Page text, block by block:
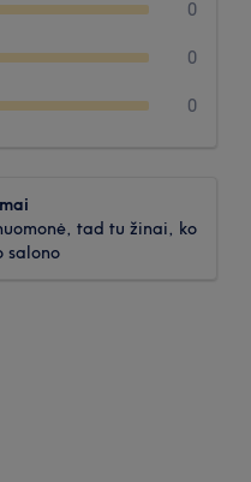
0
0
0
tad tu žinai, ko
salono